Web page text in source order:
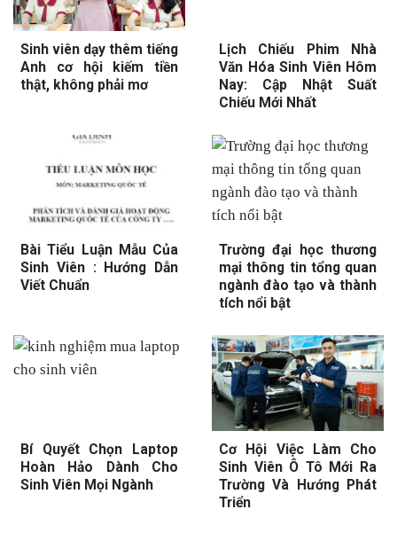
Sinh viên dạy thêm tiếng
Anh cơ hội kiếm tiền
thật, không phải mơ
Lịch Chiếu Phim Nhà
Văn Hóa Sinh Viên Hôm
Nay: Cập Nhật Suất
Chiếu Mới Nhất
Bài Tiểu Luận Mẫu Của
Sinh Viên : Hướng Dẫn
Viết Chuẩn
Trường đại học thương
mại thông tin tổng quan
ngành đào tạo và thành
tích nổi bật
Bí Quyết Chọn Laptop
Hoàn Hảo Dành Cho
Sinh Viên Mọi Ngành
Cơ Hội Việc Làm Cho
Sinh Viên Ô Tô Mới Ra
Trường Và Hướng Phát
Triển